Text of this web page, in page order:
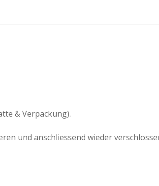
& Verpackung).
und anschliessend wieder